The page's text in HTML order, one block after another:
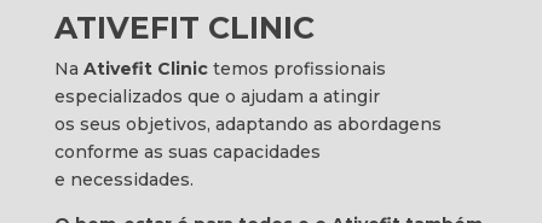
ATIVEFIT CLINIC
Na Ativefit Clinictemos profissionais
especializados que o ajudam a atingir
os seus objetivos, adaptando as abordagens
conforme as suas capacidades
e necessidades.